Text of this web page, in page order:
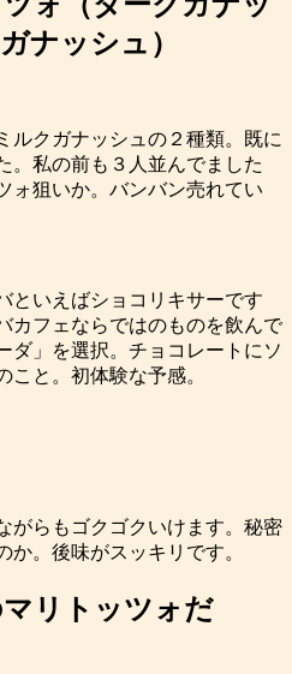
ナッシュ）
ルクガナッシュの２種類。既に
。私の前も３人並んでました
ォ狙いか。バンバン売れてい
といえばショコリキサーです
カフェならではのものを飲んで
ダ」を選択。チョコレートにソ
こと。初体験な予感。
がらもゴクゴクいけます。秘密
。後味がスッキリです。
リトッツォだ